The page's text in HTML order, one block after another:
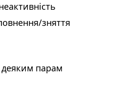
зняття
парам